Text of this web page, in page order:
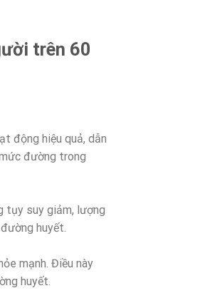
trên 60
động hiệu quả, dẫn
đường trong
tụy suy giảm, lượng
huyết.
mạnh. Điều này
huyết.